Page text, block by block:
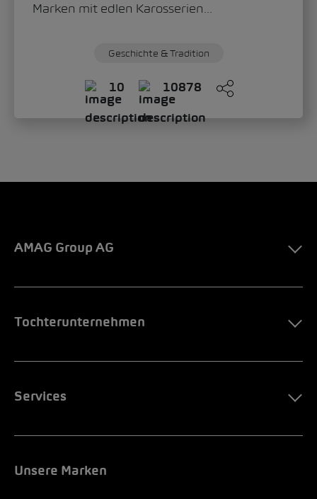
Marken mit edlen Karosserien...
Geschichte & Tradition
10 10878
AMAG Group AG
Tochterunternehmen
Services
Unsere Marken